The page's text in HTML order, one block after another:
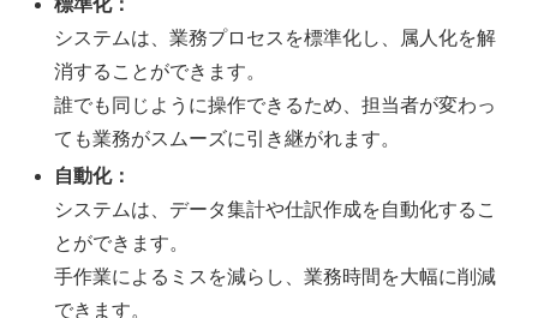
システムは、業務プロセスを標準化し、属人化を解
消することができます。
誰でも同じように操作できるため、担当者が変わっ
ても業務がスムーズに引き継がれます。
自動化：
システムは、データ集計や仕訳作成を自動化するこ
とができます。
手作業によるミスを減らし、業務時間を大幅に削減
できます。